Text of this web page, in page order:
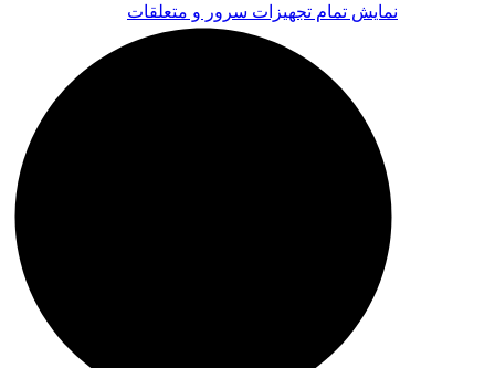
نمایش تمام تجهیزات سرور و متعلقات